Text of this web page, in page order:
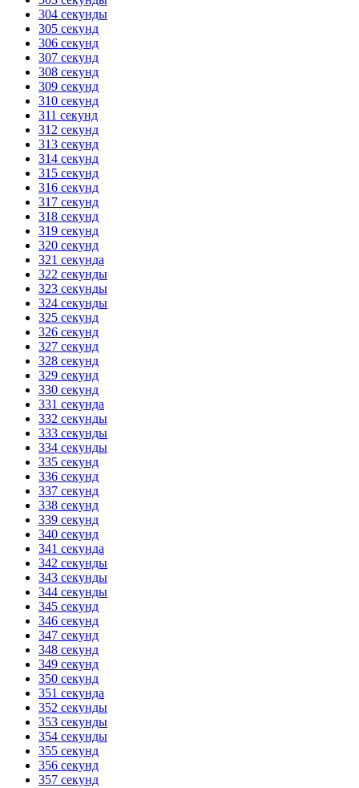
304 секунды
305 секунд
306 секунд
307 секунд
308 секунд
309 секунд
310 секунд
311 секунд
312 секунд
313 секунд
314 секунд
315 секунд
316 секунд
317 секунд
318 секунд
319 секунд
320 секунд
321 секунда
322 секунды
323 секунды
324 секунды
325 секунд
326 секунд
327 секунд
328 секунд
329 секунд
330 секунд
331 секунда
332 секунды
333 секунды
334 секунды
335 секунд
336 секунд
337 секунд
338 секунд
339 секунд
340 секунд
341 секунда
342 секунды
343 секунды
344 секунды
345 секунд
346 секунд
347 секунд
348 секунд
349 секунд
350 секунд
351 секунда
352 секунды
353 секунды
354 секунды
355 секунд
356 секунд
357 секунд